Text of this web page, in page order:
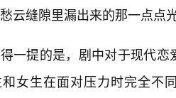
云缝隙里漏出来的那一点点
一提的是，剧中对于现代恋
女生在面对压力时完全不